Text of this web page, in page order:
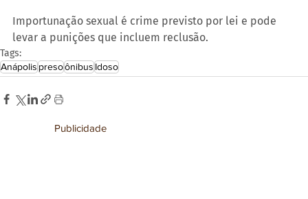
Importunação sexual é crime previsto por lei e pode
levar a punições que incluem reclusão.
Tags:
Anápolis presoônibus Idoso
Publicidade